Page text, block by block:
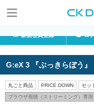
新規会員登録 ロ
G:eX 3 『ぶっきらぼう』
丸ごと商品 PRICE DOWN セッ
ブラウザ視聴（ストリーミング）専用